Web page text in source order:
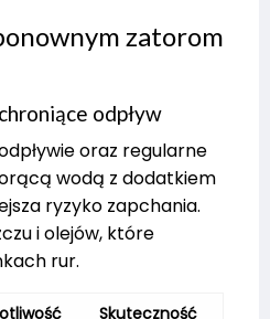
zatorom
odpływ
oraz regularne
wodą z dodatkiem
ryzyko zapchania.
i olejów, które
rur.
Skuteczność